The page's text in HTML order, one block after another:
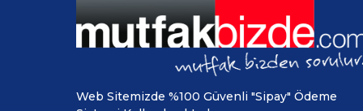
Web Sitemizde %100 Güvenli "Sipay" Ödeme